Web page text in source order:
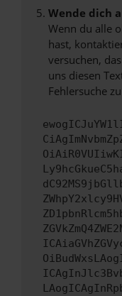
Wende dich
Wenn du alle
hast,
versuchen,
uns diesen
Fehlersuche